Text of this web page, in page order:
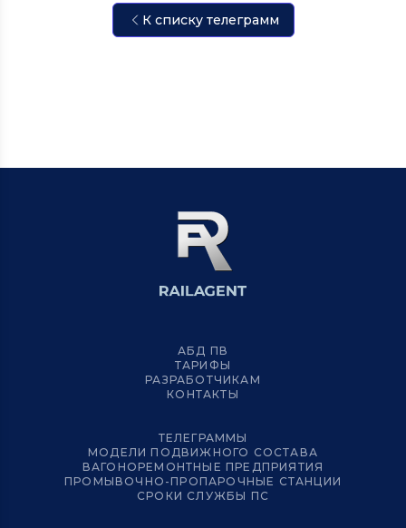
К списку телеграмм
АБД ПВ
ТАРИФЫ
РАЗРАБОТЧИКАМ
КОНТАКТЫ
ТЕЛЕГРАММЫ
МОДЕЛИ ПОДВИЖНОГО СОСТАВА
ВАГОНОРЕМОНТНЫЕ ПРЕДПРИЯТИЯ
ПРОМЫВОЧНО-ПРОПАРОЧНЫЕ СТАНЦИИ
СРОКИ СЛУЖБЫ ПС